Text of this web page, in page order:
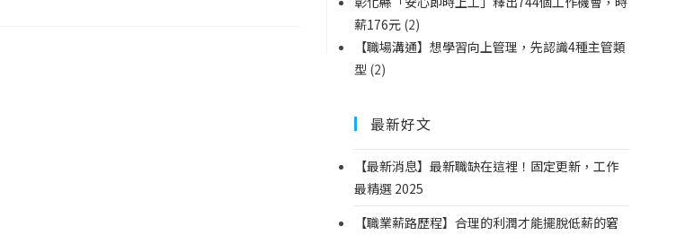
薪176元 (2)
【職場溝通】想學習向上管理，先認識4種主管類
型 (2)
最新好文
【最新消息】最新職缺在這裡！固定更新，工作
最精選 2025
【職業薪路歷程】合理的利潤才能擺脫低薪的窘